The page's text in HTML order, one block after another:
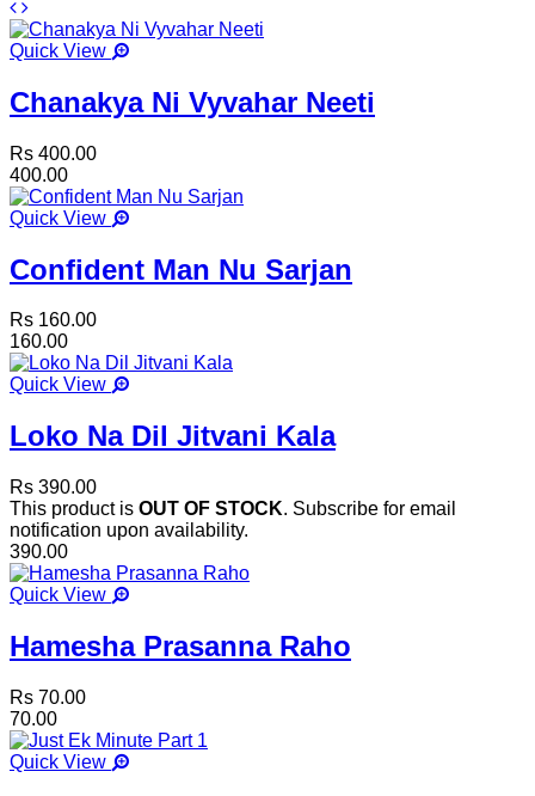
Quick View
Chanakya Ni Vyvahar Neeti
Rs 400.00
400.00
Quick View
Confident Man Nu Sarjan
Rs 160.00
160.00
Quick View
Loko Na Dil Jitvani Kala
Rs 390.00
This product is OUT OF STOCK. Subscribe for email
notification upon availability.
390.00
Quick View
Hamesha Prasanna Raho
Rs 70.00
70.00
Quick View